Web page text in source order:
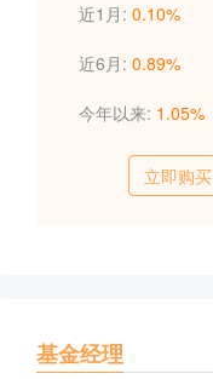
近1月: 0.10%
近6月: 0.89%
今年以来: 1.05%
立即购买
基金经理